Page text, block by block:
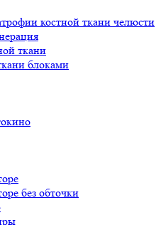
костной ткани челюсти
ткани
блоками
без обточки